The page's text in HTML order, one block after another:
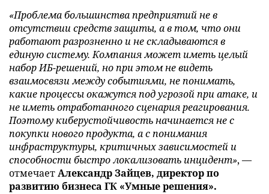
«Проблема большинства предприятий не в
отсутствии средств защиты, а в том, что они
работают разрозненно и не складываются в
единую систему. Компания может иметь целый
набор ИБ-решений, но при этом не видеть
взаимосвязи между событиями, не понимать,
какие процессы окажутся под угрозой при атаке, и
не иметь отработанного сценария реагирования.
Поэтому киберустойчивость начинается не с
покупки нового продукта, а с понимания
инфраструктуры, критичных зависимостей и
способности быстро локализовать инцидент», —
отмечаетАлександр Зайцев, директор по
развитию бизнеса ГК «Умные решения».